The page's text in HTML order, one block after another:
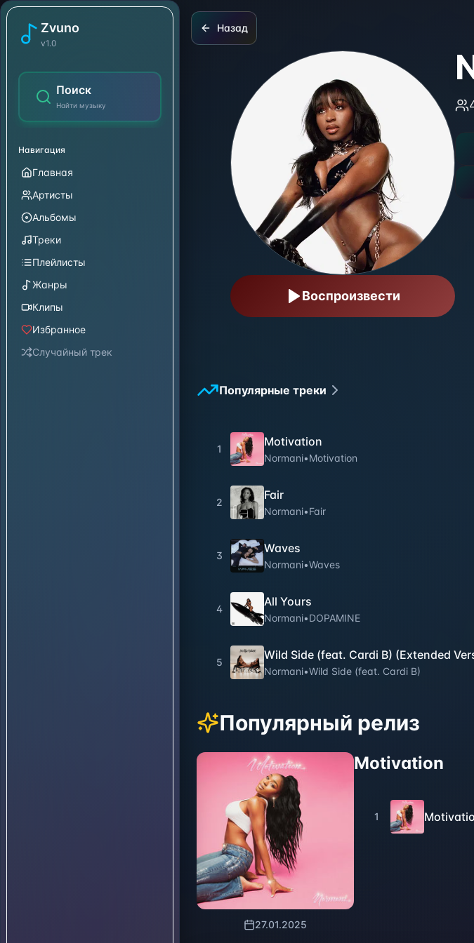
Zvuno
v1.0
Поиск
Найти музыку
Навигация
Главная
Артисты
Альбомы
Треки
Плейлисты
Жанры
Клипы
Избранное
Случайный трек
Normani
Назад
Воспроизвести
Популярные треки
1
Motivation
Normani•Motivation
2
Fair
Normani•Fair
3
Waves
Normani•Waves
4
All Yours
Normani•DOPAMINE
5
Wild Side (feat. Cardi B) (Extended
Normani•Wild Side (feat. Cardi B)
Популярный релиз
27.01.2025
Motivation
1